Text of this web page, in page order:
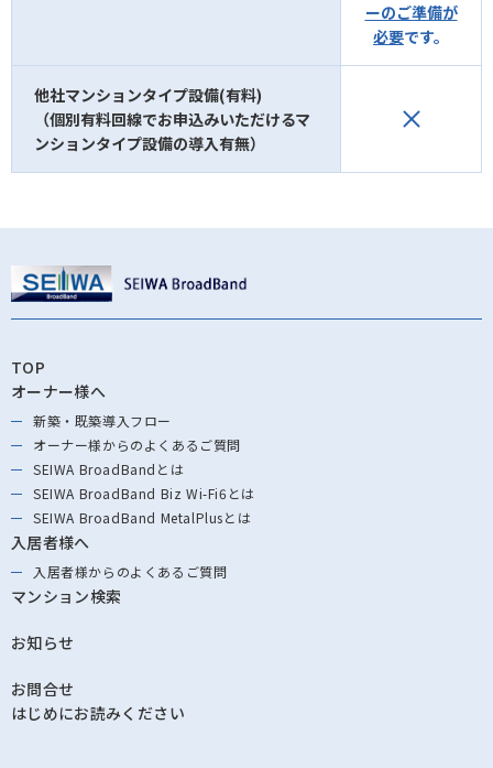
ーのご準備が
必要です。
他社マンションタイプ設備(有料)
（個別有料回線でお申込みいただけるマ
ンションタイプ設備の導入有無）
TOP
オーナー様へ
新築・既築導⼊フロー
オーナー様からのよくあるご質問
SEIWA BroadBandとは
SEIWA BroadBand Biz Wi-Fi6とは
SEIWA BroadBand MetalPlusとは
入居者様へ
入居者様からのよくあるご質問
マンション検索
お知らせ
お問合せ
はじめにお読みください